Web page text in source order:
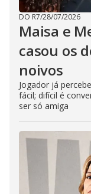
DO R7/28/07/2026
Maisa e
casou os
noivos
Jogador já
fácil; difícil é
ser só amiga